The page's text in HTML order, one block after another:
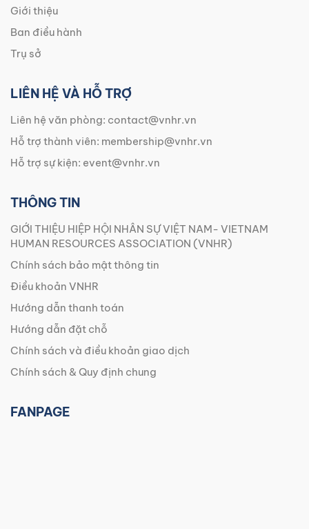
Giới thiệu
Ban điều hành
Trụ sở
LIÊN HỆ VÀ HỖ TRỢ
Liên hệ văn phòng: contact@vnhr.vn
Hỗ trợ thành viên: membership@vnhr.vn
Hỗ trợ sự kiện: event@vnhr.vn
THÔNG TIN
GIỚI THIỆU HIỆP HỘI NHÂN SỰ VIỆT NAM- VIETNAM
HUMAN RESOURCES ASSOCIATION (VNHR)
Chính sách bảo mật thông tin
Điều khoản VNHR
Hướng dẫn thanh toán
Hướng dẫn đặt chỗ
Chính sách và điều khoản giao dịch
Chính sách & Quy định chung
FANPAGE